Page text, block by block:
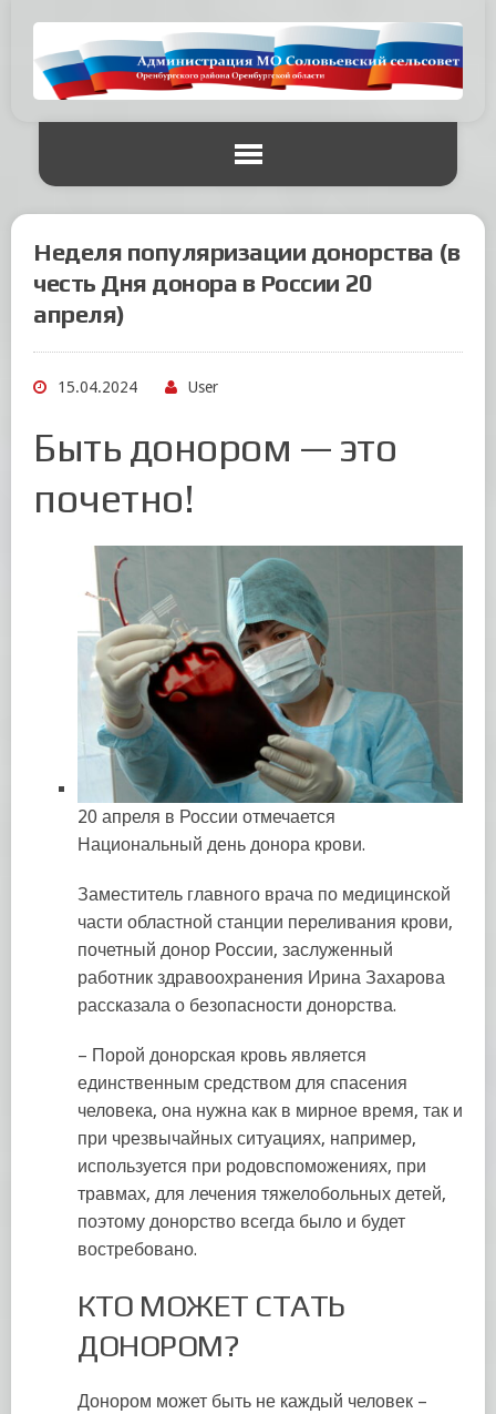
Неделя популяризации донорства (в
честь Дня донора в России 20
апреля)
15.04.2024 User
Быть донором — это
почетно!
20 апреля в России отмечается
Национальный день донора крови.
Заместитель главного врача по медицинской
части областной станции переливания крови,
почетный донор России, заслуженный
работник здравоохранения Ирина Захарова
рассказала о безопасности донорства.
– Порой донорская кровь является
единственным средством для спасения
человека, она нужна как в мирное время, так и
при чрезвычайных ситуациях, например,
используется при родовспоможениях, при
травмах, для лечения тяжелобольных детей,
поэтому донорство всегда было и будет
востребовано.
КТО МОЖЕТ СТАТЬ
ДОНОРОМ?
Донором может быть не каждый человек –